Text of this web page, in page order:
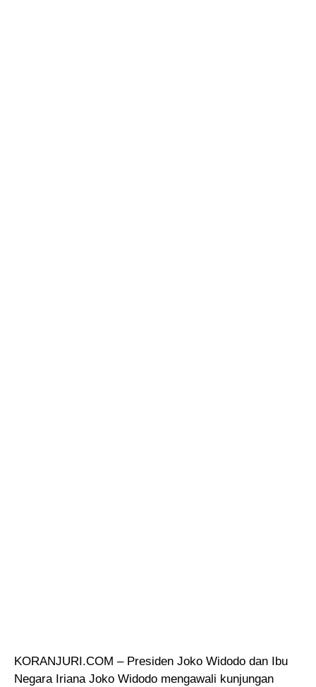
KORANJURI.COM – Presiden Joko Widodo dan Ibu
Negara Iriana Joko Widodo mengawali kunjungan